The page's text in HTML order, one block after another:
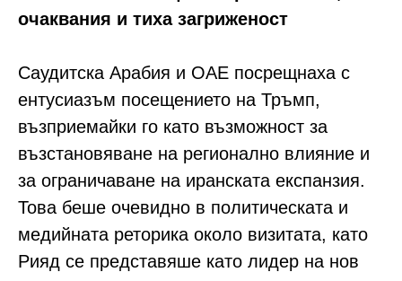
очаквания и тиха загриженост
Саудитска Арабия и ОАЕ посрещнаха с
ентусиазъм посещението на Тръмп,
възприемайки го като възможност за
възстановяване на регионално влияние и
за ограничаване на иранската експанзия.
Това беше очевидно в политическата и
медийната реторика около визитата, като
Рияд се представяше като лидер на нов